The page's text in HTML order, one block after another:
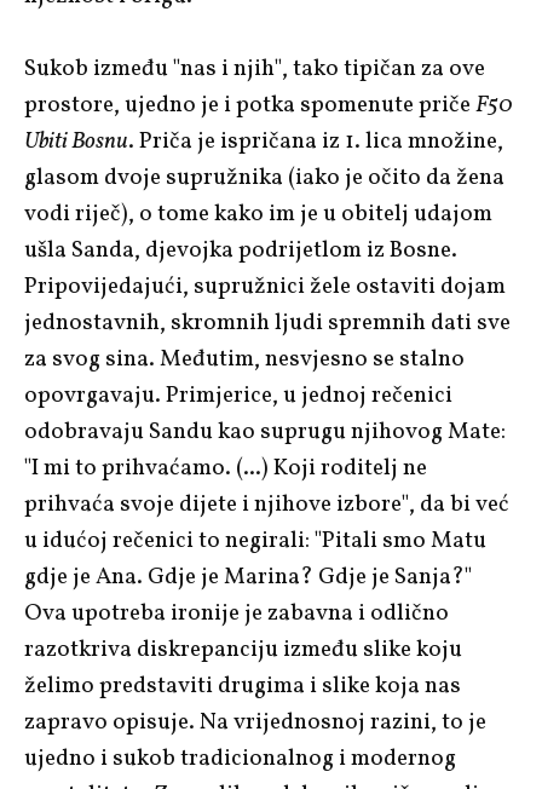
Sukob između "nas i njih", tako tipičan za ove
prostore, ujedno je i potka spomenute pričeF50
Ubiti Bosnu. Priča je ispričana iz 1. lica množine,
glasom dvoje supružnika (iako je očito da žena
vodi riječ), o tome kako im je u obitelj udajom
ušla Sanda, djevojka podrijetlom iz Bosne.
Pripovijedajući, supružnici žele ostaviti dojam
jednostavnih, skromnih ljudi spremnih dati sve
za svog sina. Međutim, nesvjesno se stalno
opovrgavaju. Primjerice, u jednoj rečenici
odobravaju Sandu kao suprugu njihovog Mate:
"I mi to prihvaćamo. (...) Koji roditelj ne
prihvaća svoje dijete i njihove izbore", da bi već
u idućoj rečenici to negirali: "Pitali smo Matu
gdje je Ana. Gdje je Marina? Gdje je Sanja?"
Ova upotreba ironije je zabavna i odlično
razotkriva diskrepanciju između slike koju
želimo predstaviti drugima i slike koja nas
zapravo opisuje. Na vrijednosnoj razini, to je
ujedno i sukob tradicionalnog i modernog